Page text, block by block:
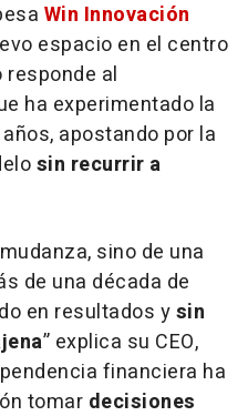
Win Innovación
espacio en el centro
responde al
ha experimentado la
apostando por la
sin recurrir a
sino de una
de una década de
en resultados ysin
” explica su CEO,
financiera ha
tomar decisiones